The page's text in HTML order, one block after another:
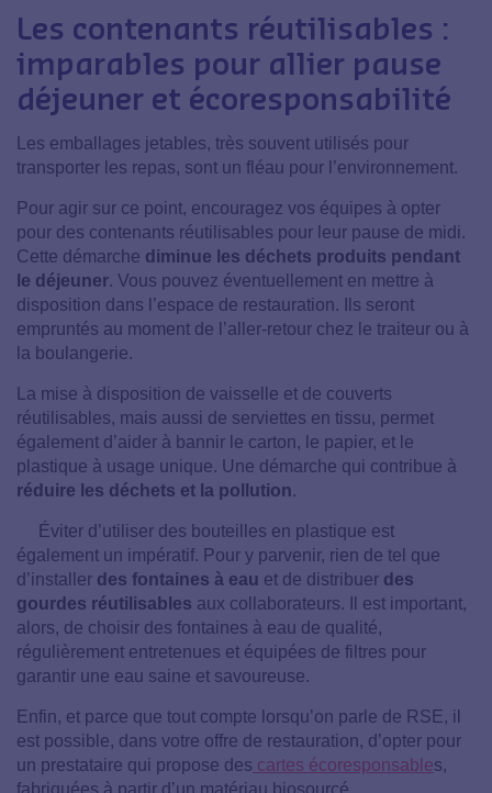
Les contenants réutilisables :
imparables pour allier pause
déjeuner et écoresponsabilité
Les emballages jetables, très souvent utilisés pour
transporter les repas, sont un fléau pour l’environnement.
Pour agir sur ce point, encouragez vos équipes à opter
pour des contenants réutilisables pour leur pause de midi.
Cette démarche diminue les déchets produits pendant
le déjeuner. Vous pouvez éventuellement en mettre à
disposition dans l’espace de restauration. Ils seront
empruntés au moment de l’aller-retour chez le traiteur ou à
la boulangerie.
La mise à disposition de vaisselle et de couverts
réutilisables, mais aussi de serviettes en tissu, permet
également d’aider à bannir le carton, le papier, et le
plastique à usage unique. Une démarche qui contribue à
réduire les déchets et la pollution.
Éviter d’utiliser des bouteilles en plastique est
également un impératif. Pour y parvenir, rien de tel que
d’installer des fontaines à eau et de distribuer des
gourdes réutilisables aux collaborateurs. Il est important,
alors, de choisir des fontaines à eau de qualité,
régulièrement entretenues et équipées de filtres pour
garantir une eau saine et savoureuse.
Enfin, et parce que tout compte lorsqu’on parle de RSE, il
est possible, dans votre offre de restauration, d’opter pour
un prestataire qui propose des cartes écoresponsables,
fabriquées à partir d’un matériau biosourcé.